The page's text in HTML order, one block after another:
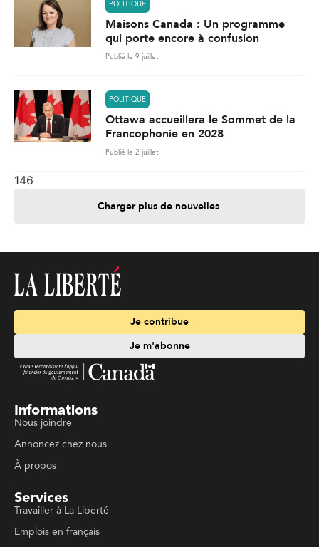
POLITIQUE
Maisons Canada : Un programme
qui porte encore à confusion
Publié le 9 juillet
POLITIQUE
Ottawa accueillera le Sommet de la
Francophonie en 2028
Publié le 2 juillet
146
Charger plus de nouvelles
Je contribue
Je m'abonne
Informations
Nous joindre
Annoncez chez nous
À propos
Services
Travailler à La Liberté
Emplois en français